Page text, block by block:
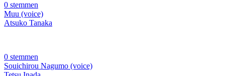
0 stemmen
Muu (voice)
Atsuko Tanaka
0 stemmen
Souichirou Nagumo (voice)